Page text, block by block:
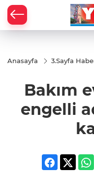
Anasayfa 3.Sayfa
Bakım
engelli